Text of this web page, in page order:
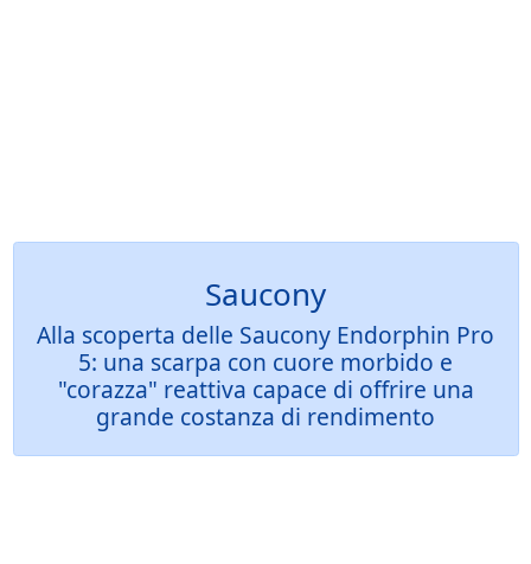
Saucony
Alla scoperta delle Saucony Endorphin Pro
5: una scarpa con cuore morbido e
"corazza" reattiva capace di offrire una
grande costanza di rendimento